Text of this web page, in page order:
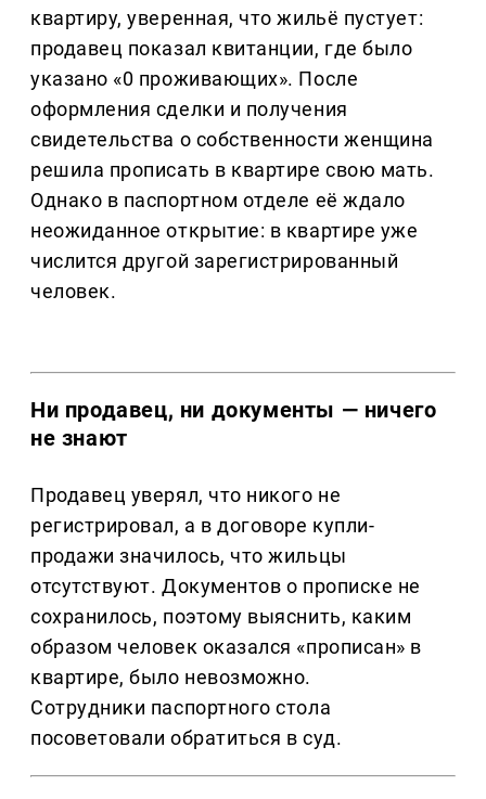
квартиру, уверенная, что жильё пустует:
продавец показал квитанции, где было
указано «0 проживающих». После
оформления сделки и получения
свидетельства о собственности женщина
решила прописать в квартире свою мать.
Однако в паспортном отделе её ждало
неожиданное открытие: в квартире уже
числится другой зарегистрированный
человек.
Ни продавец, ни документы — ничего
не знают
Продавец уверял, что никого не
регистрировал, а в договоре купли-
продажи значилось, что жильцы
отсутствуют. Документов о прописке не
сохранилось, поэтому выяснить, каким
образом человек оказался «прописан» в
квартире, было невозможно.
Сотрудники паспортного стола
посоветовали обратиться в суд.